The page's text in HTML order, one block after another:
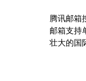
腾讯邮箱
邮箱支持
壮大的国